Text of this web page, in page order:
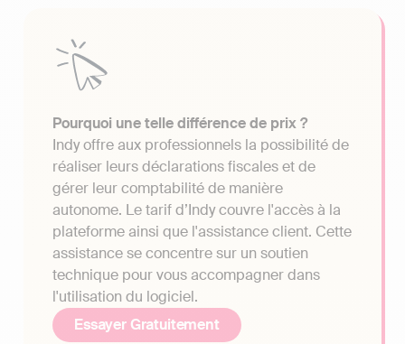
Pourquoi une telle différence de prix ?
Indy offre aux professionnels la possibilité de
réaliser leurs déclarations fiscales et de
gérer leur comptabilité de manière
autonome. Le tarif d’Indy couvre l'accès à la
plateforme ainsi que l'assistance client. Cette
assistance se concentre sur un soutien
technique pour vous accompagner dans
l'utilisation du logiciel.
Essayer Gratuitement